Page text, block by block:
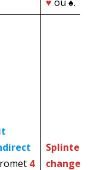
4
Splinter :
changement